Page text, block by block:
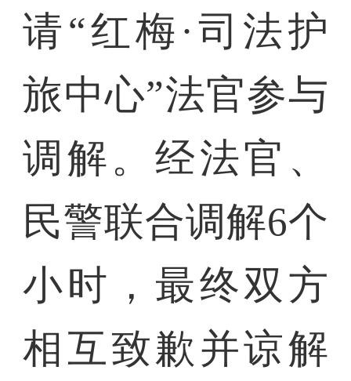
请“红梅·司法护
旅中心”法官参与
调解。经法官、
民警联合调解6个
小时，最终双方
相互致歉并谅解